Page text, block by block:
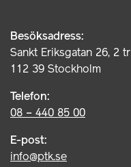
Besöksadress:
Sankt Eriksgatan 26, 2 tr
112 39 Stockholm
Telefon:
08 – 440 85 00
E-post:
info@ptk.se